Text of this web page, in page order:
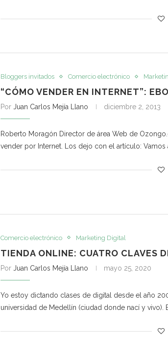
Bloggers invitados Comercio electrónico
“CÓMO VENDER EN INTERNET”:
Por Juan Carlos Mejía Llano diciembre 2, 2013
Roberto Moragón Director de área Web de
vender por Internet. Los dejo con el artículo: Vamos
Comercio electrónico Marketing Digital
TIENDA ONLINE: CUATRO CLAVES
Por Juan Carlos Mejía Llano mayo 25, 2020
Yo estoy dictando clases de digital desde el año
universidad de Medellín (ciudad donde nací y vivo).